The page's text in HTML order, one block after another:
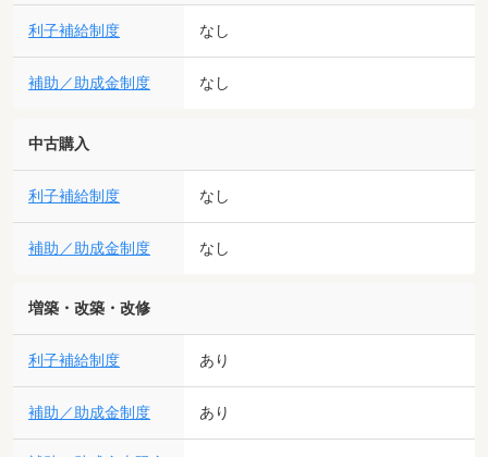
利子補給制度 なし
補助／助成金制度 なし
中古購入
利子補給制度 なし
補助／助成金制度 なし
増築・改築・改修
利子補給制度 あり
補助／助成金制度 あり